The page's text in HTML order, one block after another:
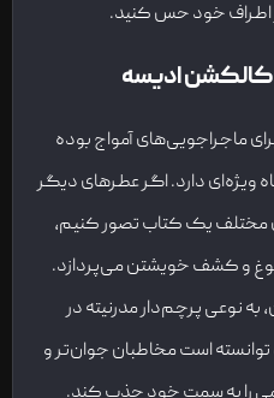
اطراف خود حس کنید.
ادیسه
ماجراجویی‌های آمواج بوده
ویژه‌ای دارد. اگر عطرهای دیگر
مختلف یک کتاب تصور کنیم،
و کشف خویشتن می‌پردازد.
نوعی پرچم‌دار مدرنیته در
است مخاطبان جوان‌تر و